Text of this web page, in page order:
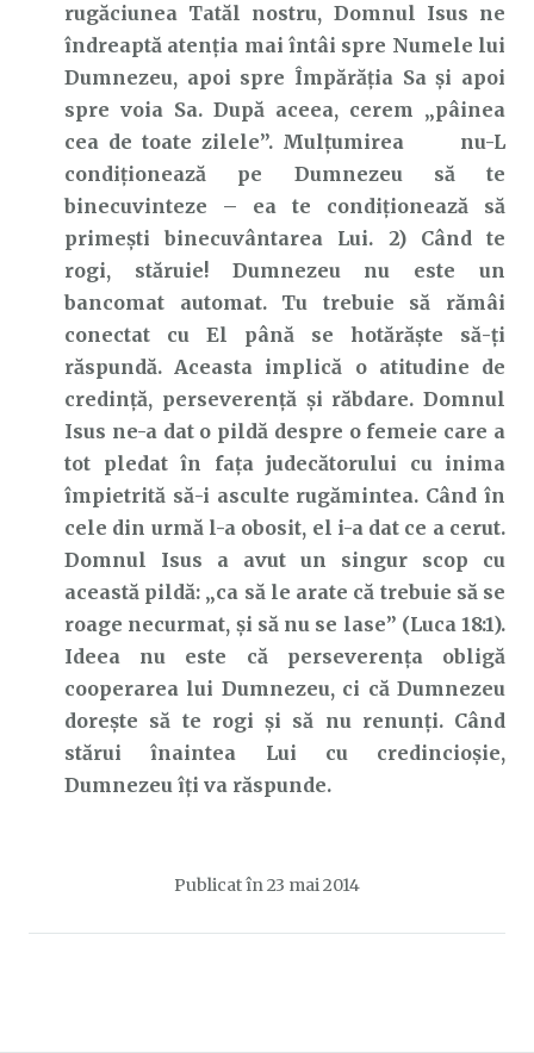
rugăciunea Tatăl nostru, Domnul Isus ne
îndreaptă atenția mai întâi spre Numele lui
Dumnezeu, apoi spre Împărăția Sa și apoi
spre voia Sa. După aceea, cerem „pâinea
cea de toate zilele”. Mulțumirea nu-L
condiționează pe Dumnezeu să te
binecuvinteze – ea te condiționează să
primești binecuvântarea Lui. 2) Când te
rogi, stăruie! Dumnezeu nu este un
bancomat automat. Tu trebuie să rămâi
conectat cu El până se hotărăște să-ți
răspundă. Aceasta implică o atitudine de
credință, perseverență și răbdare. Domnul
Isus ne-a dat o pildă despre o femeie care a
tot pledat în fața judecătorului cu inima
împietrită să-i asculte rugămintea. Când în
cele din urmă l-a obosit, el i-a dat ce a cerut.
Domnul Isus a avut un singur scop cu
această pildă: „ca să le arate că trebuie să se
roage necurmat, şi să nu se lase” (Luca 18:1).
Ideea nu este că perseverența obligă
cooperarea lui Dumnezeu, ci că Dumnezeu
dorește să te rogi și să nu renunți. Când
stărui înaintea Lui cu credincioşie,
Dumnezeu îți va răspunde.
Publicat în 23 mai 2014